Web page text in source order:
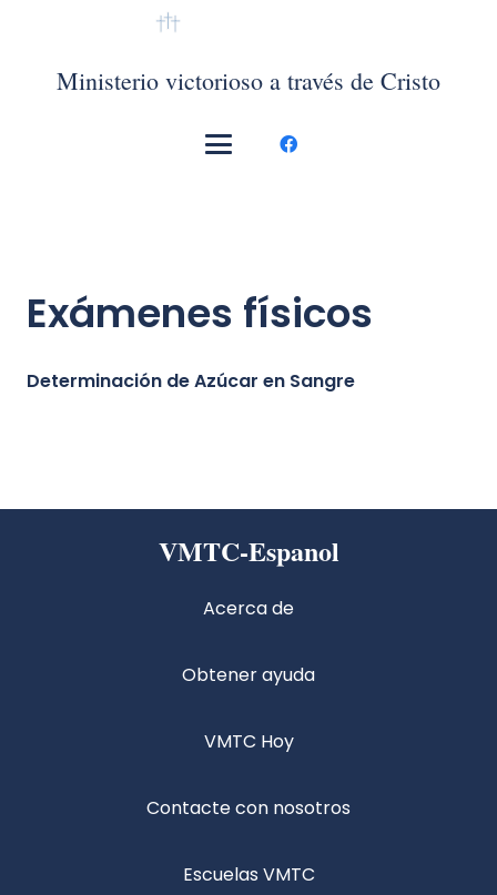
Ministerio victorioso a través de Cristo
Exámenes físicos
Determinación de Azúcar en Sangre
VMTC-Espanol
Acerca de
Obtener ayuda
VMTC Hoy
Contacte con nosotros
Escuelas VMTC